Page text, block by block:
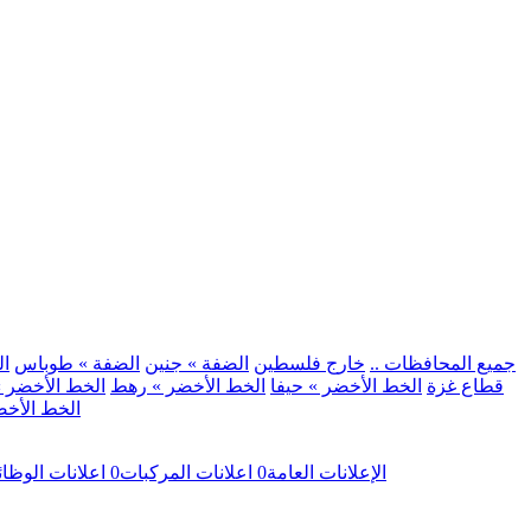
.. جميع المحافظات .. خارج فلسطين الضفة » جنين الضفة » طوباس
قطاع غزة الخط الأخضر » حيفا الخط الأخضر » رهط الخط الأخضر
الخط
الإعلانات العامة0 اعلانات المركبات0 اعلانات